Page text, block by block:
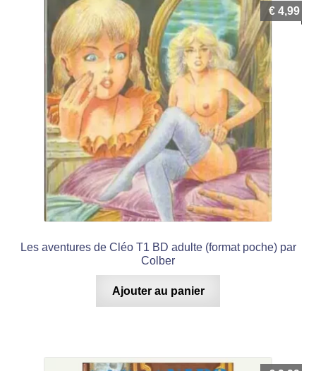
Les aventures de Cléo T1 BD adulte (format poche) par
Colber
€ 4,99
Ajouter au panier